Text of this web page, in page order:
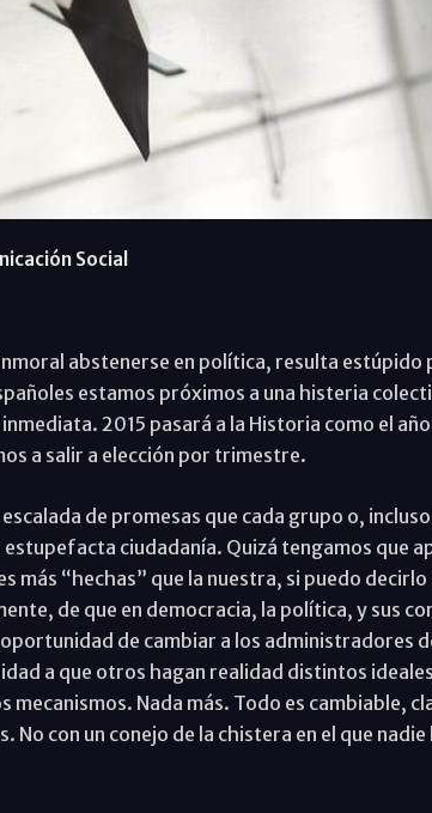
Social
abstenerse en política, resulta estúpido
estamos próximos a una histeria
2015 pasará a la Historia como el
a salir a elección por trimestre.
de promesas que cada grupo o,
ciudadanía. Quizá tengamos que
más “hechas” que la nuestra, si puedo decirlo
de que en democracia, la política, y sus
de cambiar a los administradores
a que otros hagan realidad distintos
mecanismos. Nada más. Todo es cambiable,
con un conejo de la chistera en el que nadie